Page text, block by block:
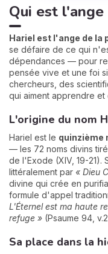
Qui est
Hariel est l'ange de la
se défaire de ce qui
dépendances — pour
pensée vive et une foi
chercheurs, des
qui aiment apprendre et
L'origine du nom
Hariel est le quinzième
— les 72 noms divins
de l'Exode (XIV, 19-21).
littéralement par « Dieu
divine qui crée en
formule d'appel
L'Éternel est ma haute
refuge » (Psaume 94,
Sa place dans la